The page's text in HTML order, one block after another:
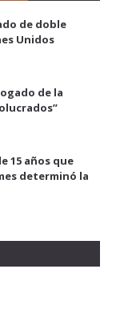
de doble
Unidos
de la
15 años que
determinó la